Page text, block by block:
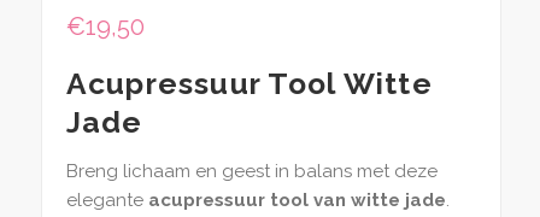
€19,50
Acupressuur Tool Witte
Jade
Breng lichaam en geest in balans met deze
elegante acupressuur tool van witte jade.